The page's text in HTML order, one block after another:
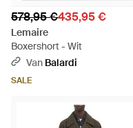
578,95 €435,95 €
Lemaire
Boxershort - Wit
Van Balardi
SALE